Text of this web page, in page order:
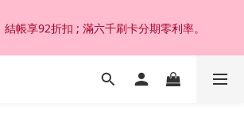
帳享92折扣 ; 滿六千刷卡分期零利率。
帳享92折扣 ; 滿六千刷卡分期零利率。
14K 18K金，非鍍金非注金；洗澡，運動(汗